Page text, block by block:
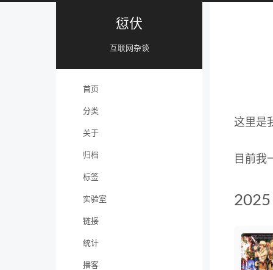
愆伏
互联网杂谈
首页
分类
关于
归档
标签
实验室
链接
统计
播客
这里是
目前我